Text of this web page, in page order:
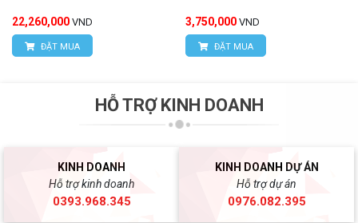
22,260,000 VND
ĐẶT MUA
3,750,000 VND
ĐẶT MUA
HỖ TRỢ KINH DOANH
KINH DOANH
Hỗ trợ kinh doanh
0393.968.345
KINH DOANH DỰ ÁN
Hỗ trợ dự án
0976.082.395